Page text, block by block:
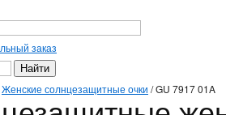
заказ
Женские солнцезащитные очки /GU 7917 01A